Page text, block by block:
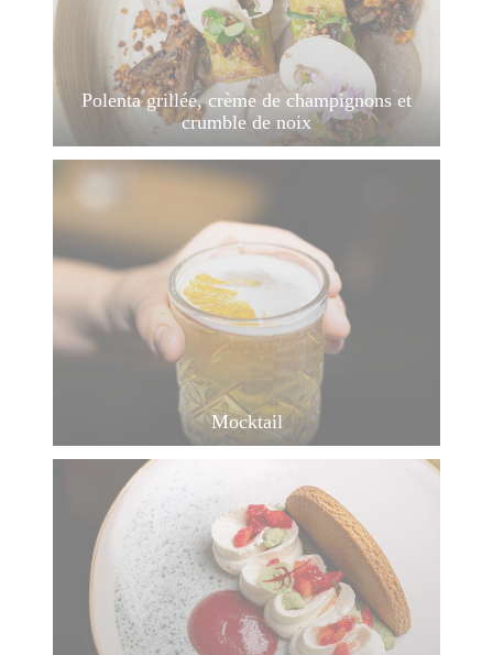
Polenta grillée, crème de champignons et
crumble de noix
Mocktail